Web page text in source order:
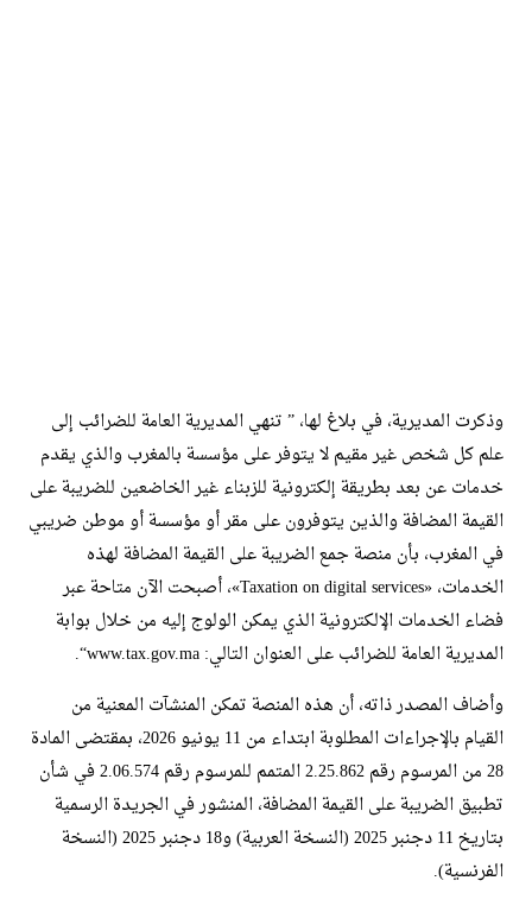
وذكرت المديرية، في بلاغ لها، ” تنهي المديرية العامة للضرائب إلى
علم كل شخص غير مقيم لا يتوفر على مؤسسة بالمغرب والذي يقدم
خدمات عن بعد بطريقة إلكترونية للزبناء غير الخاضعين للضريبة على
القيمة المضافة والذين يتوفرون على مقر أو مؤسسة أو موطن ضريبي
في المغرب، بأن منصة جمع الضريبة على القيمة المضافة لهذه
الخدمات، «Taxation on digital services»، أصبحت الآن متاحة عبر
فضاء الخدمات الإلكترونية الذي يمكن الولوج إليه من خلال بوابة
المديرية العامة للضرائب على العنوان التالي: www.tax.gov.ma“.
وأضاف المصدر ذاته، أن هذه المنصة تمكن المنشآت المعنية من
القيام بالإجراءات المطلوبة ابتداء من 11 يونيو 2026، بمقتضى المادة
28 من المرسوم رقم 2.25.862 المتمم للمرسوم رقم 2.06.574 في شأن
تطبيق الضريبة على القيمة المضافة، المنشور في الجريدة الرسمية
بتاريخ 11 دجنبر 2025 (النسخة العربية) و18 دجنبر 2025 (النسخة
الفرنسية).